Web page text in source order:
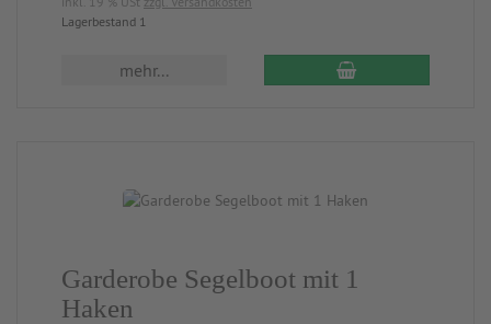
Lagerbestand 1
mehr...
Garderobe Segelboot mit 1
Haken